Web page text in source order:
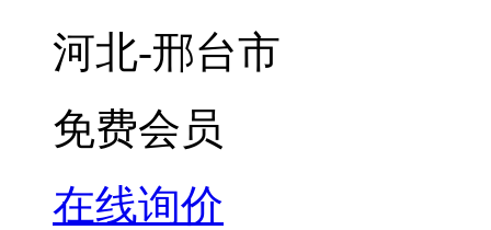
河北-邢台市
免费会员
在线询价